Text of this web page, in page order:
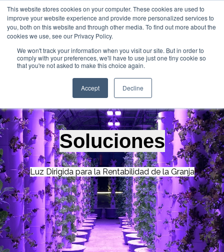
This website stores cookies on your computer. These cookies are used to
improve your website experience and provide more personalized services to
you, both on this website and through other media. To find out more about the
cookies we use, see our Privacy Policy.
We won't track your information when you visit our site. But in order to
comply with your preferences, we'll have to use just one tiny cookie so
that you're not asked to make this choice again.
Accept Decline
Abrir
Soluciones
Luz Dirigida para la Rentabilidad de la Granja